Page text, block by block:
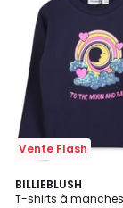
Vente Flash
BILLIEBLUSH
T-shirts à